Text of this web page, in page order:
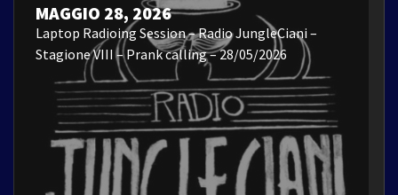
MAGGIO 28, 2026
Laptop Radioing Session – Radio JungleCiani –
Stagione VIII – Prank calling – 28/05/2026